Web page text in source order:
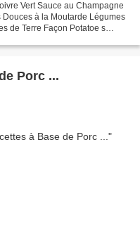
Vert Sauce au Champagne
Douces à la Moutarde Légumes
de Terre Façon Potatoe s
Porc ...